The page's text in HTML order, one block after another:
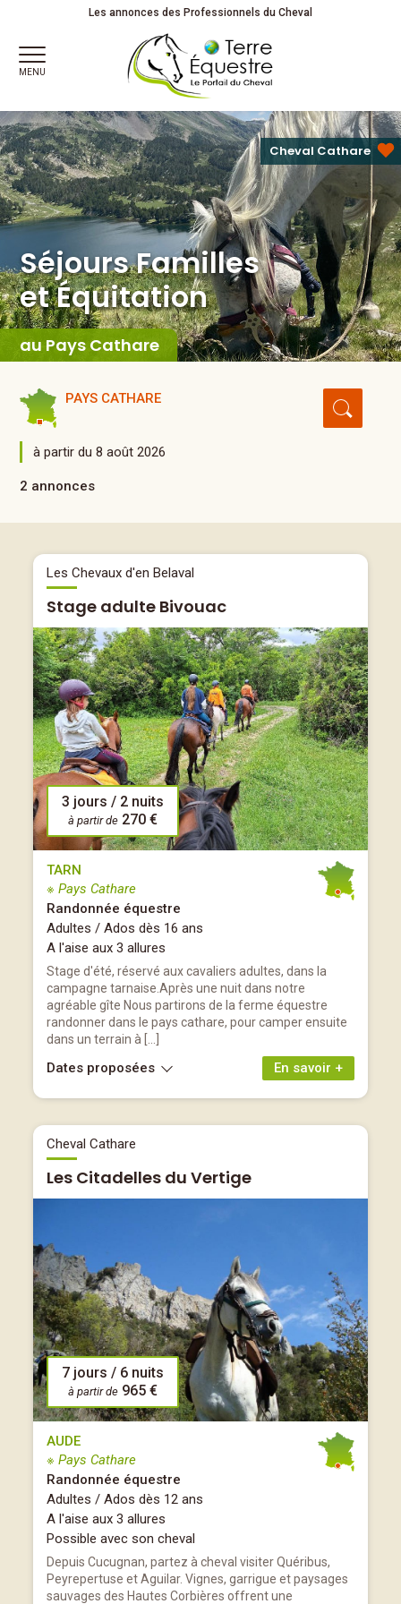
Séjours Familles et ÉquitationPartagez votre passion !
Les annonces des Professionnels du Cheval
MENU
Séjours Familles
et Équitation
au Pays Cathare
Cheval Cathare
PAYS CATHARE
à partir du 8 août 2026
2 annonces
Les Chevaux d'en Belaval
Stage adulte Bivouac
3 jours / 2 nuits
à partir de 270 €
TARN
※ Pays Cathare
Randonnée équestre
Adultes / Ados dès 16 ans
A l'aise aux 3 allures
Stage d'été, réservé aux cavaliers adultes, dans la
campagne tarnaise.Après une nuit dans notre
agréable gîte Nous partirons de la ferme équestre
randonner dans le pays cathare, pour camper ensuite
dans un terrain à […]
En savoir +
Dates proposées
Cheval Cathare
Les Citadelles du Vertige
7 jours / 6 nuits
à partir de 965 €
AUDE
※ Pays Cathare
Randonnée équestre
Adultes / Ados dès 12 ans
A l'aise aux 3 allures
Possible avec son cheval
Depuis Cucugnan, partez à cheval visiter Quéribus,
Peyrepertuse et Aguilar. Vignes, garrigue et paysages
sauvages des Hautes Corbières offrent une